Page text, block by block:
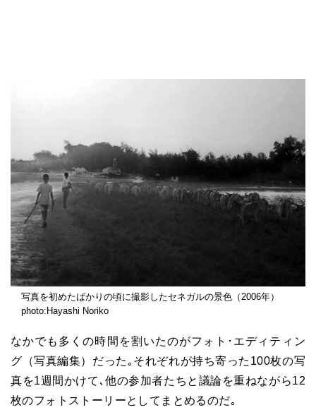
写真を初めたばかりの頃に撮影したセネガルの景色（2006年）
photo:Hayashi Noriko
なかでも多くの時間を割いたのがフォト･エディティン
グ（写真編集）だった｡それぞれが持ち寄った100枚の写
真を1週間かけて､他の参加者たちと議論を重ねながら12
枚のフォトストーリーとしてまとめるのだ｡